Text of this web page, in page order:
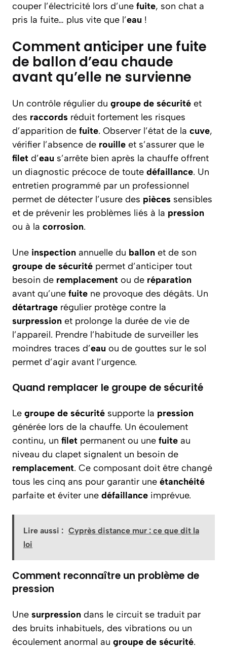
couper l’électricité lors d’une fuite, son chat a
pris la fuite… plus vite que l’eau !
Comment anticiper une fuite
de ballon d’eau chaude
avant qu’elle ne survienne
Un contrôle régulier du groupe de sécurité et
des raccords réduit fortement les risques
d’apparition de fuite. Observer l’état de la cuve,
vérifier l’absence de rouille et s’assurer que le
filet d’eau s’arrête bien après la chauffe offrent
un diagnostic précoce de toute défaillance. Un
entretien programmé par un professionnel
permet de détecter l’usure des pièces sensibles
et de prévenir les problèmes liés à la pression
ou à la corrosion.
Une inspection annuelle du ballon et de son
groupe de sécurité permet d’anticiper tout
besoin de remplacement ou de réparation
avant qu’une fuite ne provoque des dégâts. Un
détartrage régulier protège contre la
surpression et prolonge la durée de vie de
l’appareil. Prendre l’habitude de surveiller les
moindres traces d’eau ou de gouttes sur le sol
permet d’agir avant l’urgence.
Quand remplacer le groupe de sécurité
Le groupe de sécurité supporte la pression
générée lors de la chauffe. Un écoulement
continu, un filet permanent ou une fuite au
niveau du clapet signalent un besoin de
remplacement. Ce composant doit être changé
tous les cinq ans pour garantir une étanchéité
parfaite et éviter une défaillance imprévue.
Lire aussi : Cyprès distance mur : ce que dit la
loi
Comment reconnaître un problème de
pression
Une surpression dans le circuit se traduit par
des bruits inhabituels, des vibrations ou un
écoulement anormal au groupe de sécurité.